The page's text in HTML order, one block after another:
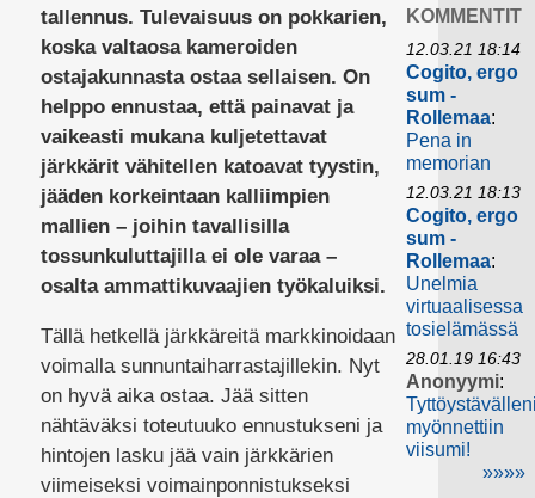
tallennus. Tulevaisuus on pokkarien,
koska valtaosa kameroiden
ostajakunnasta ostaa sellaisen. On
helppo ennustaa, että painavat ja
vaikeasti mukana kuljetettavat
järkkärit vähitellen katoavat tyystin,
jääden korkeintaan kalliimpien
mallien – joihin tavallisilla
tossunkuluttajilla ei ole varaa –
osalta ammattikuvaajien työkaluiksi.
Tällä hetkellä järkkäreitä markkinoidaan
voimalla sunnuntaiharrastajillekin. Nyt
on hyvä aika ostaa. Jää sitten
nähtäväksi toteutuuko ennustukseni ja
hintojen lasku jää vain järkkärien
viimeiseksi voimainponnistukseksi
KOMMENTIT
12.03.21 18:14
Cogito, ergo
sum -
Rollemaa:
Pena in
memorian
12.03.21 18:13
Cogito, ergo
sum -
Rollemaa:
Unelmia
virtuaalisessa
tosielämässä
28.01.19 16:43
Anonyymi:
myönnettiin
viisumi!
»»»»